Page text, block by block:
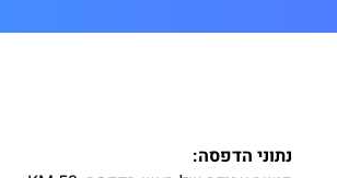
נתוני הדפסה: